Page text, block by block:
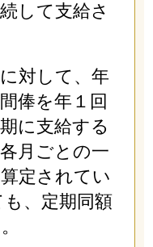
して支給さ
対して、年
俸を年１回
に支給する
月ごとの一
定されてい
、定期同額